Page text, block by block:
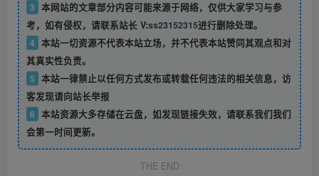
3 本网站的文章部分内容可能来源于网络，仅供大家学习与参
考，如有侵权，请联系站长 V:ss23152315进行删除处理。
4 本站一切资源不代表本站立场，并不代表本站赞同其观点和对
其真实性负责。
5 本站一律禁止以任何方式发布或转载任何违法的相关信息，访
客发现请向站长举报
6 本站资源大多存储在云盘，如发现链接失效，请联系我们我们
会第一时间更新。
THE END